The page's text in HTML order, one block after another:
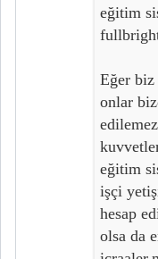
eğitim
Eğer
onlar
eğitim
işçi
hesap
olsa da